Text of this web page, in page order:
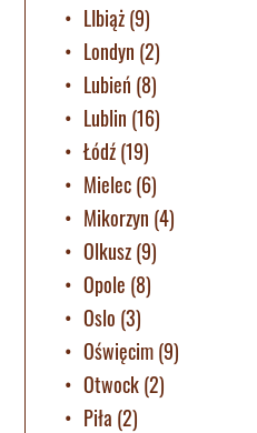
LIbiąż(9)
Londyn (2)
Lubień (8)
Lublin (16)
Łódź(19)
Mielec(6)
Mikorzyn (4)
Olkusz(9)
Opole (8)
Oslo (3)
Oświęcim(9)
Otwock(2)
Piła (2)